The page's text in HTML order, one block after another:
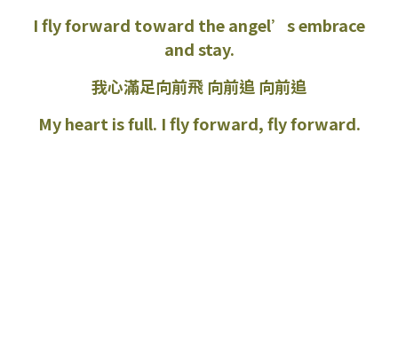
I fly forward toward the angel’s embrace
and stay.
我心滿足向前飛 向前追 向前追
My heart is full. I fly forward, fly forward.